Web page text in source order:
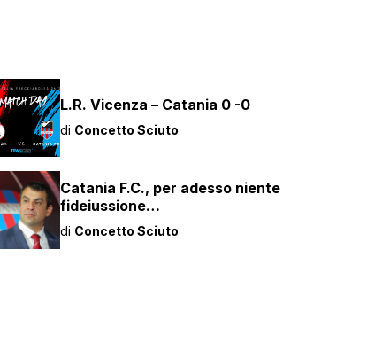
L.R. Vicenza – Catania 0 -0
di Concetto Sciuto
Catania F.C., per adesso niente
fideiussione…
di Concetto Sciuto